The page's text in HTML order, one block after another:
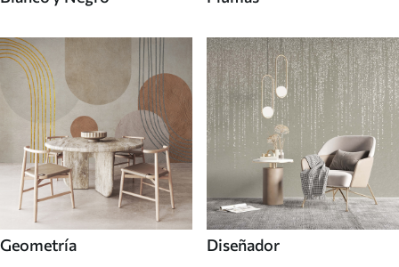
Geometría Diseñador